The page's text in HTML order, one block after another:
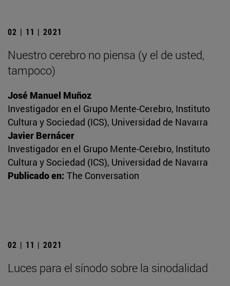
02 | 11 | 2021
Nuestro cerebro no piensa (y el de usted,
tampoco)
José Manuel Muñoz
Investigador en el Grupo Mente-Cerebro, Instituto
Cultura y Sociedad (ICS), Universidad de Navarra
Javier Bernácer
Investigador en el Grupo Mente-Cerebro, Instituto
Cultura y Sociedad (ICS), Universidad de Navarra
Publicado en: The Conversation
02 | 11 | 2021
Luces para el sínodo sobre la sinodalidad